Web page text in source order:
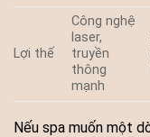
Lợi thế
Công nghệ
laser,
truyền
thông
mạnh
Nếu spa muốn một